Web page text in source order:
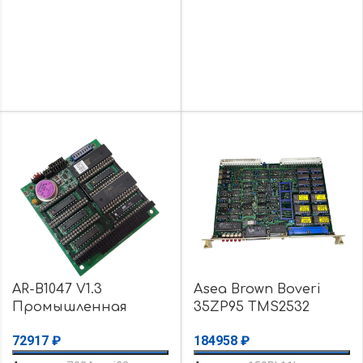
AR-B1047 V1.3
Промышленная
уценка
72917₽
Asea Brown Boveri
35ZP95 TMS2532
TMS9902JDL
184958₽